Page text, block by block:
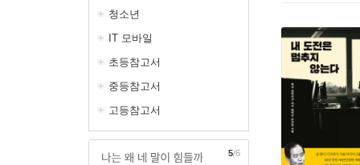
청소년
IT 모바일
초등참고서
중등참고서
고등참고서
5/6